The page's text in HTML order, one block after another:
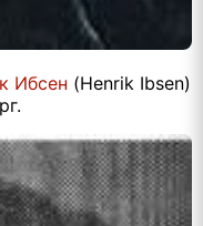
Ибсен (Henrik Ibsen)